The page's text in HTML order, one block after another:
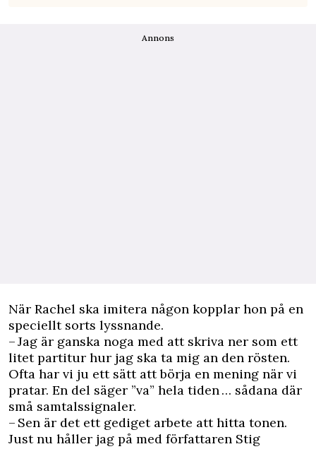
Annons
När Rachel ska imitera någon kopplar hon på en
speciellt sorts lyssnande.
– Jag är ganska noga med att skriva ner som ett
litet partitur hur jag ska ta mig an den rösten.
Ofta har vi ju ett sätt att börja en mening när vi
pratar. En del säger ”va” hela tiden … sådana där
små samtalssignaler.
– Sen är det ett gediget arbete att hitta tonen.
Just nu håller jag på med författaren Stig